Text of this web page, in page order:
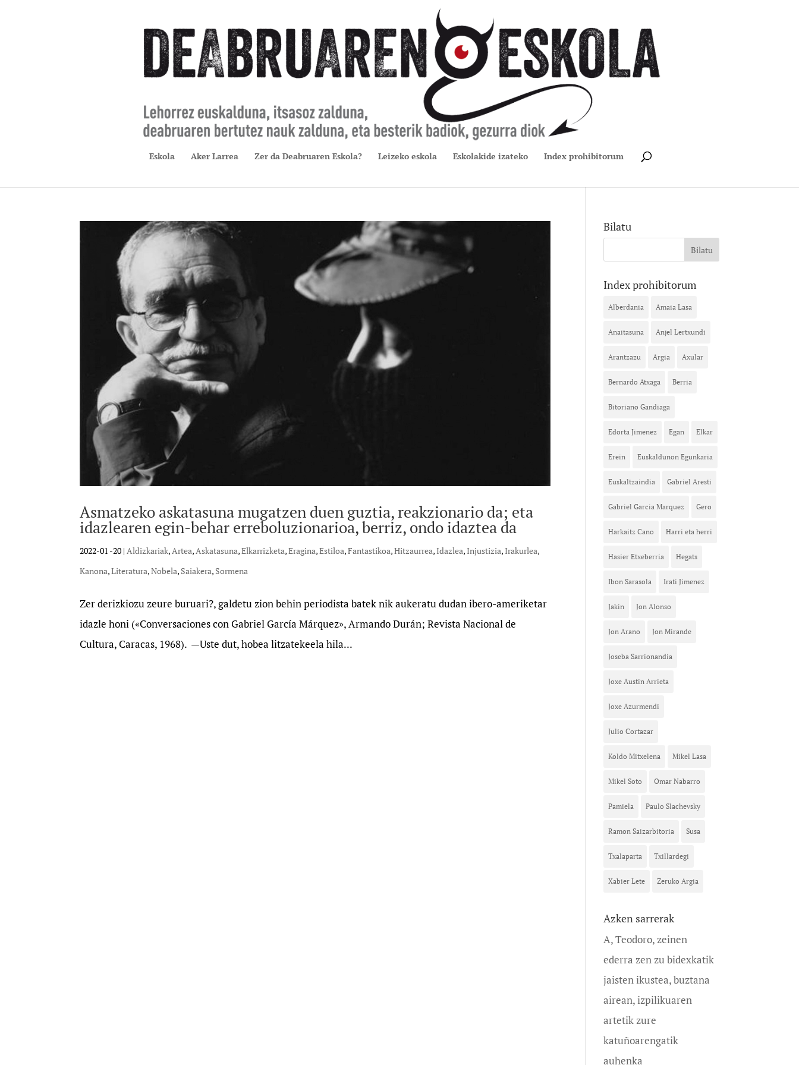
Eskola Aker Larrea Zer da Deabruaren Eskola? Leizeko eskola Eskolakide izateko Index prohibitorum
Asmatzeko askatasuna mugatzen duen guztia, reakzionario da; eta
idazlearen egin-behar erreboluzionarioa, berriz, ondo idaztea da
2022-01 -20 | Aldizkariak, Artea, Askatasuna,Elkarrizketa,Eragina,Estiloa,Fantastikoa,Hitzaurrea,Idazlea,Injustizia,Irakurlea,
Kanona,Literatura,Nobela, Saiakera, Sormena
Zer derizkiozu zeure buruari?, galdetu zion behin periodista batek nik aukeratu dudan ibero-ameriketar
idazle honi («Conversaciones con Gabriel García Márquez», Armando Durán; Revista Nacional de
Cultura, Caracas, 1968). —Uste dut, hobea litzatekeela hila...
Bilatu
Index prohibitorum
Alberdania Amaia Lasa
Anaitasuna Anjel Lertxundi
Arantzazu Argia Axular
Bernardo Atxaga Berria
Bitoriano Gandiaga
Edorta Jimenez Egan Elkar
Erein Euskaldunon Egunkaria
Euskaltzaindia Gabriel Aresti
Gabriel Garcia Marquez Gero
Harkaitz Cano Harri eta herri
Hasier Etxeberria Hegats
Ibon Sarasola Irati Jimenez
Jakin Jon Alonso
Jon Arano Jon Mirande
Joseba Sarrionandia
Joxe Austin Arrieta
Joxe Azurmendi
Julio Cortazar
Koldo Mitxelena Mikel Lasa
Mikel Soto Omar Nabarro
Pamiela Paulo Slachevsky
Ramon Saizarbitoria Susa
Txalaparta Txillardegi
Xabier Lete Zeruko Argia
Azken sarrerak
A, Teodoro, zeinen
ederra zen zu bidexkatik
jaisten ikustea, buztana
airean, izpilikuaren
artetik zure
katuñoarengatik
auhenka